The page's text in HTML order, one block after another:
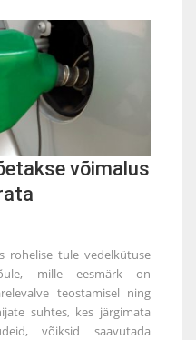
võimalus
rohelise tule vedelkütuse
mille eesmärk on
teostamisel ning
suhtes, kes järgimata
võiksid saavutada